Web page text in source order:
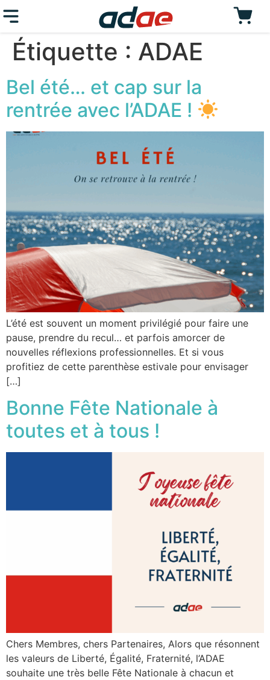
Étiquette : ADAE
Bel été… et cap sur la
rentrée avec l’ADAE !
L’été est souvent un moment privilégié pour faire une
pause, prendre du recul… et parfois amorcer de
nouvelles réflexions professionnelles. Et si vous
profitiez de cette parenthèse estivale pour envisager
[…]
Bonne Fête Nationale à
toutes et à tous !
Chers Membres, chers Partenaires, Alors que résonnent
les valeurs de Liberté, Égalité, Fraternité, l’ADAE
souhaite une très belle Fête Nationale à chacun et